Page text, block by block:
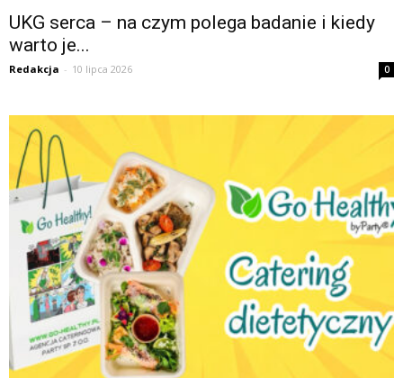
UKG serca – na czym polega badanie i kiedy
warto je...
Redakcja - 10 lipca 2026 0